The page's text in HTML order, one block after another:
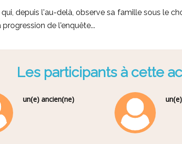
depuis l'au-delà, observe sa famille sous le
de l'enquête...
Les participants à cette
un(e) ancien(ne)